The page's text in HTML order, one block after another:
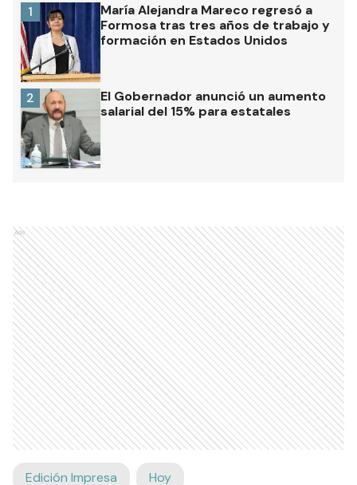
María Alejandra Mareco regresó a
Formosa tras tres años de trabajo y
formación en Estados Unidos
1
El Gobernador anunció un aumento
salarial del 15% para estatales
2
Ads
Edición Impresa Hoy